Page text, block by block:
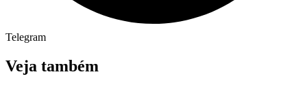
Telegram
Veja também